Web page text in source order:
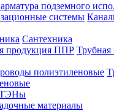
подземного
Сантехника
Трубная
материалы